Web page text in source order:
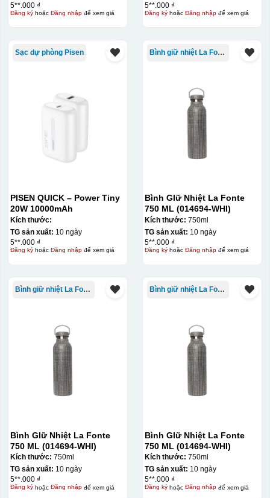
5**.000 ₫
Đăng kýhoặc Đăng nhậpđể xem giá
5**.000 ₫
Đăng kýhoặc Đăng nhậpđể xem giá
Sạc dự phòng Pisen
PISEN QUICK – Power Tiny
20W 10000mAh
Kích thước:
TG sản xuất: 10 ngày
5**.000 ₫
Đăng kýhoặc Đăng nhậpđể xem giá
Bình giữ nhiệt La Fonte
Bình GIữ Nhiệt La Fonte
750 ML (014694-WHI)
Kích thước: 750ml
TG sản xuất: 10 ngày
5**.000 ₫
Đăng kýhoặc Đăng nhậpđể xem giá
Bình giữ nhiệt La Fonte
Bình GIữ Nhiệt La Fonte
750 ML (014694-WHI)
Kích thước: 750ml
TG sản xuất: 10 ngày
5**.000 ₫
Đăng kýhoặc Đăng nhậpđể xem giá
Bình giữ nhiệt La Fonte
Bình GIữ Nhiệt La Fonte
750 ML (014694-WHI)
Kích thước: 750ml
TG sản xuất: 10 ngày
5**.000 ₫
Đăng kýhoặc Đăng nhậpđể xem giá